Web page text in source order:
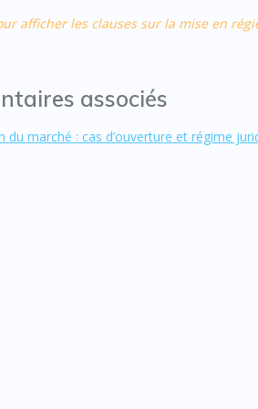
afficher les clauses sur la mise en
associés
du marché : cas d’ouverture et régime